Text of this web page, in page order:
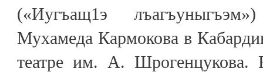
(«Иугъащ1э
Мухамеда Кармокова в
театре им. А. Шрогенцукова.